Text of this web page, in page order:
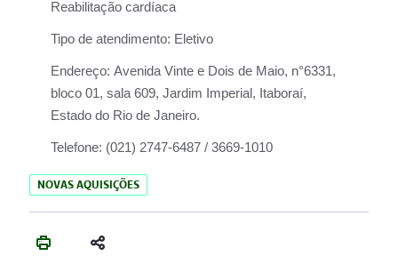
Reabilitação cardíaca
Tipo de atendimento: Eletivo
Endereço: Avenida Vinte e Dois de Maio, n°6331,
bloco 01, sala 609, Jardim Imperial, Itaboraí,
Estado do Rio de Janeiro.
Telefone: (021) 2747-6487 / 3669-1010
NOVAS AQUISIÇÕES